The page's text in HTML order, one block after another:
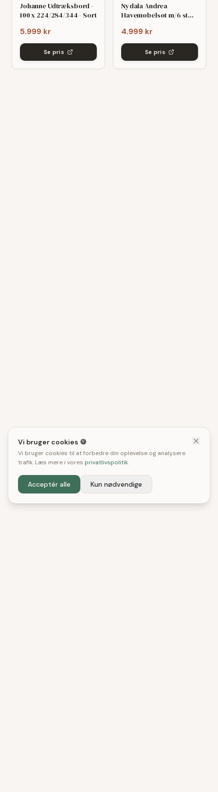
Johanne Udtræksbord -
100 x 224/284/344 - Sort
5.999 kr
Se pris
Nydala Andrea
Havemøbelsøt m/6 stole
grø/Sort
4.999 kr
Se pris
Vi bruger cookies 🍪
Vi bruger cookies til at forbedre din oplevelse og analysere
trafik. Læs mere i vores privatlivspolitik.
Acceptér alle Kun nødvendige